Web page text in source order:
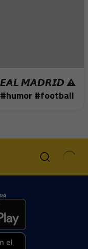
𝙈𝘼𝘿𝙍𝙄𝘿 ⚠️
#futbol #edit #minecraft #humor #football